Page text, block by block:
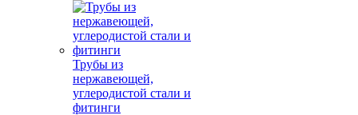
Трубы из
нержавеющей,
углеродистой стали и
фитинги